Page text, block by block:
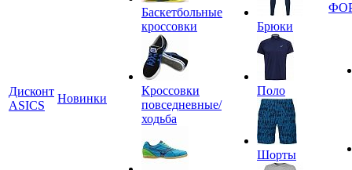
Дисконт
ASICS
Новинки
Баскетбольные
кроссовки
Кроссовки
повседневные/
ходьба
Брюки
Поло
Шорты